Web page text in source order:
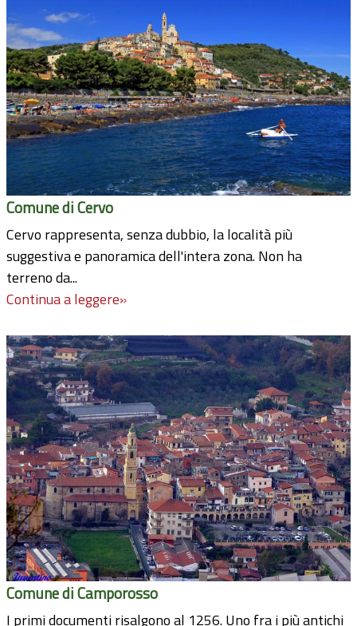
Comune di Cervo
Cervo rappresenta, senza dubbio, la località più
suggestiva e panoramica dell'intera zona. Non ha
terreno da...
Continua a leggere»
Comune di Camporosso
I primi documenti risalgono al 1256. Uno fra i più antichi